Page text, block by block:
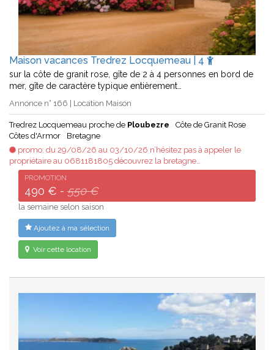
Maison vacances Tredrez Locquemeau | 4
sur la côte de granit rose, gîte de 2 à 4 personnes en bord de
mer, gîte de caractère typique entièrement…
Annonce n° 166 | Location Maison
Tredrez Locquemeau proche de Ploubezre
Côte de Granit Rose
Côtes d'Armor
Bretagne
promo: du 29/08/26 au 03/10/26 n’hésitez pas à appeler le
propriétaire au 0681181805 découvrez la bretagne…
PROMOTION
490 € - 550 €
la semaine selon saison
Ajoutez à ma sélection
Voir cette location